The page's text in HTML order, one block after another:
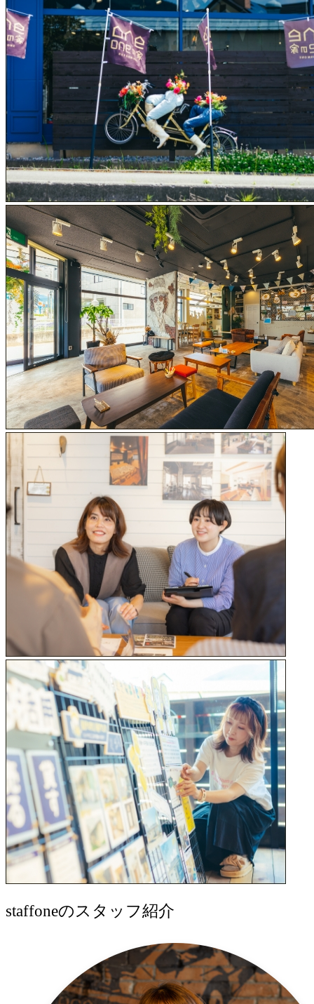
staffoneのスタッフ紹介